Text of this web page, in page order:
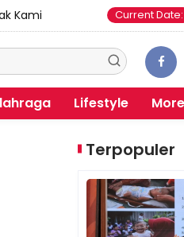
Kami Current Date:
Lifestyle More
Terpopuler